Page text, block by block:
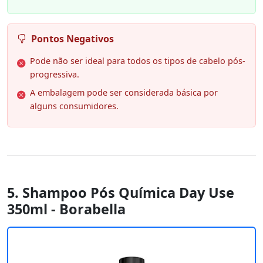
Pontos Negativos
Pode não ser ideal para todos os tipos de cabelo pós-
progressiva.
A embalagem pode ser considerada básica por
alguns consumidores.
5. Shampoo Pós Química Day Use
350ml - Borabella